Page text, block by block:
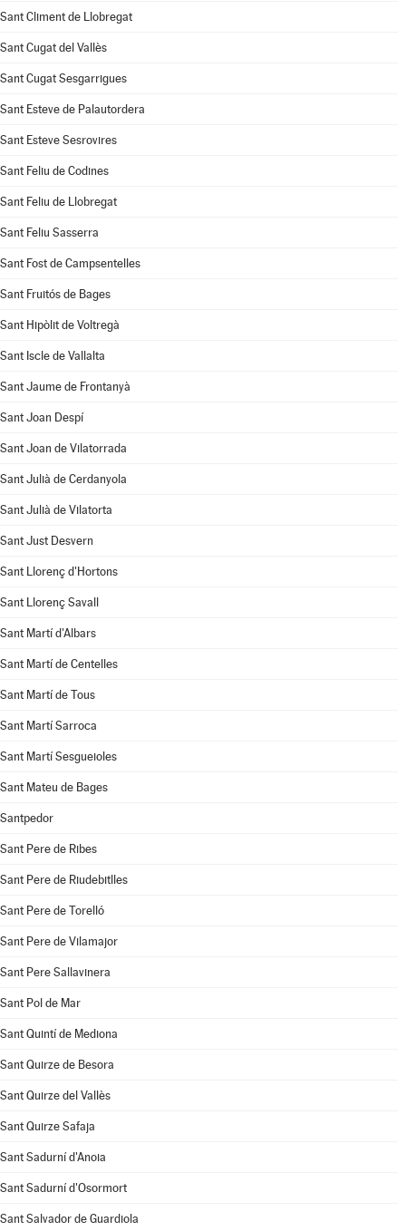
Sant Climent de Llobregat
Sant Cugat del Vallès
Sant Cugat Sesgarrigues
Sant Esteve de Palautordera
Sant Esteve Sesrovires
Sant Feliu de Codines
Sant Feliu de Llobregat
Sant Feliu Sasserra
Sant Fost de Campsentelles
Sant Fruitós de Bages
Sant Hipòlit de Voltregà
Sant Iscle de Vallalta
Sant Jaume de Frontanyà
Sant Joan Despí
Sant Joan de Vilatorrada
Sant Julià de Cerdanyola
Sant Julià de Vilatorta
Sant Just Desvern
Sant Llorenç d'Hortons
Sant Llorenç Savall
Sant Martí d'Albars
Sant Martí de Centelles
Sant Martí de Tous
Sant Martí Sarroca
Sant Martí Sesgueioles
Sant Mateu de Bages
Santpedor
Sant Pere de Ribes
Sant Pere de Riudebitlles
Sant Pere de Torelló
Sant Pere de Vilamajor
Sant Pere Sallavinera
Sant Pol de Mar
Sant Quintí de Mediona
Sant Quirze de Besora
Sant Quirze del Vallès
Sant Quirze Safaja
Sant Sadurní d'Anoia
Sant Sadurní d'Osormort
Sant Salvador de Guardiola